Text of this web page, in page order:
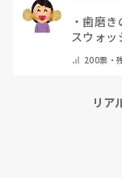
・歯磨き
スウォッ
の他(コ
200票・
リア